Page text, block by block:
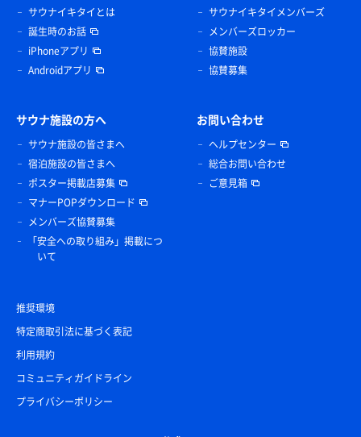
サウナイキタイとは
誕生時のお話
iPhoneアプリ
Androidアプリ
サウナイキタイメンバーズ
メンバーズロッカー
協賛施設
協賛募集
サウナ施設の方へ
サウナ施設の皆さまへ
宿泊施設の皆さまへ
ポスター掲載店募集
マナーPOPダウンロード
メンバーズ協賛募集
「安全への取り組み」掲載につ
いて
お問い合わせ
ヘルプセンター
総合お問い合わせ
ご意見箱
推奨環境
特定商取引法に基づく表記
利用規約
コミュニティガイドライン
プライバシーポリシー